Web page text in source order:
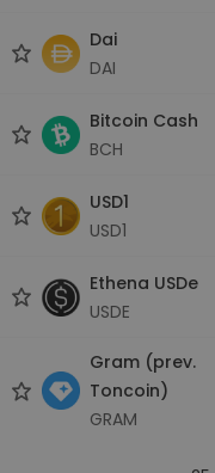
Dai
DAI
Bitcoin Cash
BCH
USD1
USD1
Ethena USDe
USDE
Gram (prev.
Toncoin)
GRAM